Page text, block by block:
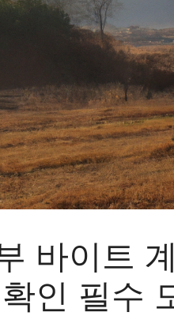
바이트
인 필수